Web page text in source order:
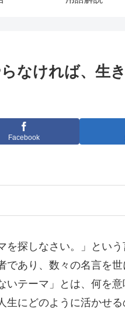
らなければ、
Facebook
を探しなさい。」とい
あり、数々の名言を
テーマ」とは、何を
にどのように活かせる